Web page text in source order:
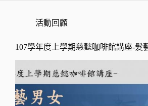
活動回顧
107學年度上學期慈懿咖啡館講座-髮